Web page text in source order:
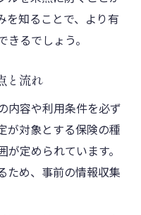
を知ることで、より有
るでしょう。
と流れ
内容や利用条件を必ず
が対象とする保険の種
定められています。
ため、事前の情報収集